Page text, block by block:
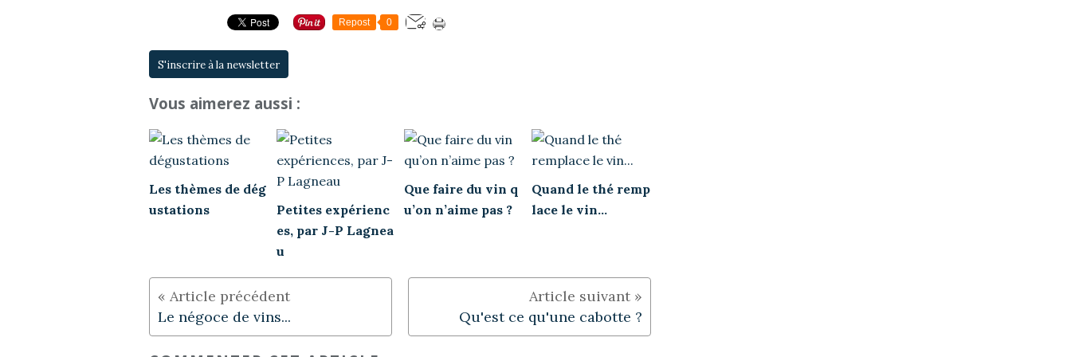
Repost 0
S'inscrire à la newsletter
Vous aimerez aussi :
Les thèmes de dég
ustations
Petites expérienc
es, par J-P Lagnea
u
Que faire du vin q
u’on n’aime pas ?
Quand le thé remp
lace le vin...
Le négoce de vins... Qu'est ce qu'une cabotte ?